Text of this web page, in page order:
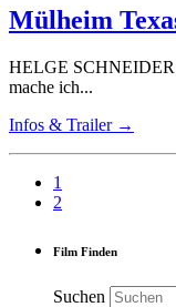
Mülheim
HELGE
mache ich...
Infos & Trailer →
1
2
Film Finden
Suchen